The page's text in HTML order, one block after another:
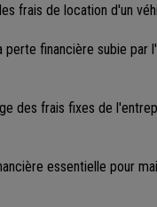
frais de location d'un
perte financière subie par
des frais fixes de
essentielle pour